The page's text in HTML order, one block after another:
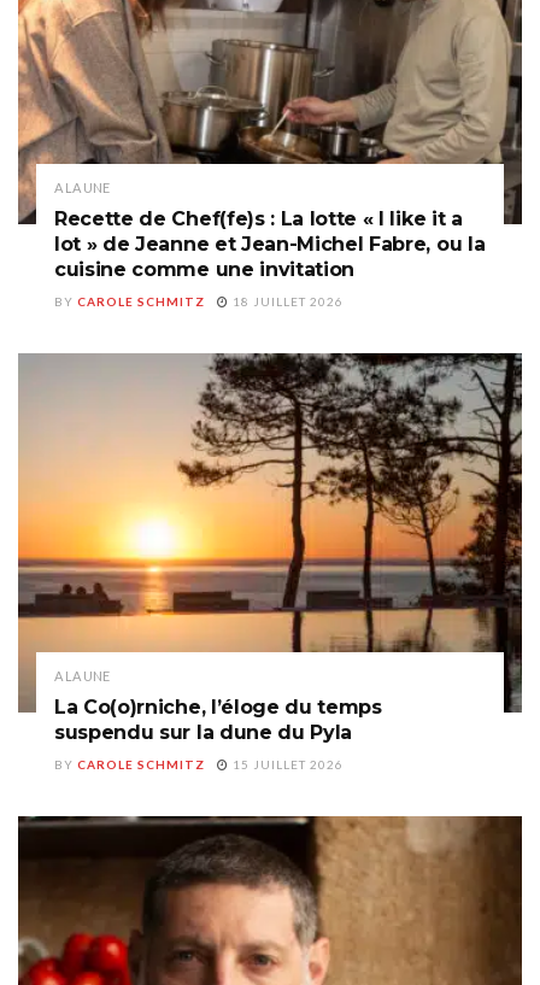
A LA UNE
Recette de Chef(fe)s : La lotte « I like it a
lot » de Jeanne et Jean-Michel Fabre, ou la
cuisine comme une invitation
BY CAROLE SCHMITZ 18 JUILLET 2026
A LA UNE
La Co(o)rniche, l’éloge du temps
suspendu sur la dune du Pyla
BY CAROLE SCHMITZ 15 JUILLET 2026